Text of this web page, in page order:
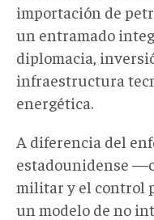
importación de
un entramado
diplomacia,
infraestructura
energética.
A diferencia del
estadounidense
militar y el control
un modelo de no